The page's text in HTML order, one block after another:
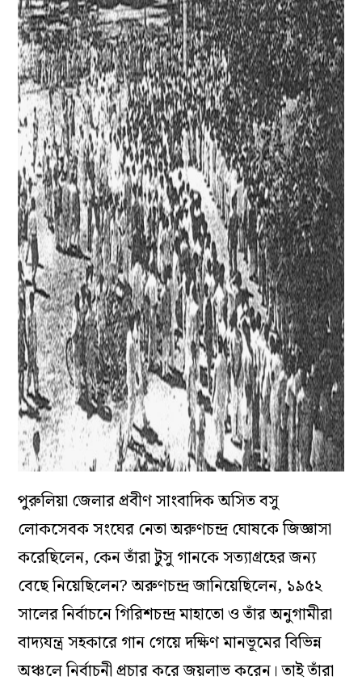
পুরুলিয়া জেলার প্রবীণ সাংবাদিক অসিত বসু
লোকসেবক সংঘের নেতা অরুণচন্দ্র ঘোষকে জিজ্ঞাসা
করেছিলেন, কেন তাঁরা টুসু গানকে সত্যাগ্রহের জন্য
বেছে নিয়েছিলেন? অরুণচন্দ্র জানিয়েছিলেন, ১৯৫২
সালের নির্বাচনে গিরিশচন্দ্র মাহাতো ও তাঁর অনুগামীরা
বাদ্যযন্ত্র সহকারে গান গেয়ে দক্ষিণ মানভূমের বিভিন্ন
অঞ্চলে নির্বাচনী প্রচার করে জয়লাভ করেন। তাই তাঁরা